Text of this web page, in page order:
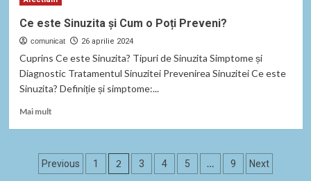
și
Introducere
în
Coronarografia
Ce este Sinuzita și Cum o Poți Preveni?
comunicat 26 aprilie 2024
Cuprins Ce este Sinuzita? Tipuri de Sinuzita Simptome și
Diagnostic Tratamentul Sinuzitei Prevenirea Sinuzitei Ce este
Sinuzita? Definiție și simptome:...
Mai multRead
este
Sinuzita
Paginație
Previous 1 2 3 4 5 … 9 Next